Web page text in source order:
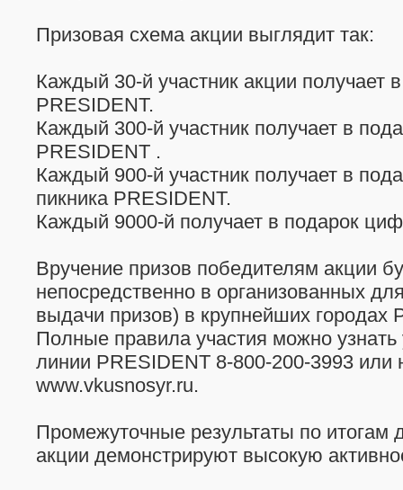
Призовая схема акции выглядит так:
Каждый 30-й участник акции получает
PRESIDENT.
Каждый 300-й участник получает в
PRESIDENT .
Каждый 900-й участник получает в
пикника PRESIDENT.
Каждый 9000-й получает в подарок
Вручение призов победителям акции
непосредственно в организованных
выдачи призов) в крупнейших городах
Полные правила участия можно узнать
линии PRESIDENT 8-800-200-3993 или
www.vkusnosyr.ru.
Промежуточные результаты по итогам
акции демонстрируют высокую